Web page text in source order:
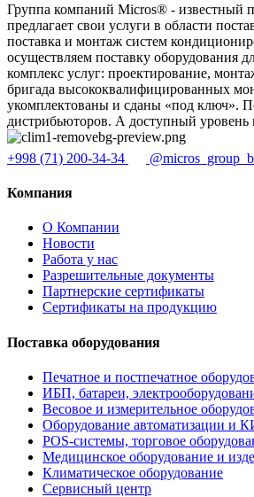
Группа компаний Micros® - известный
предлагает свои услуги в области
поставка и монтаж систем
осуществляем поставку оборудования
комплекс услуг: проектирование,
бригада высококвалифицированных
укомплектованы и сданы «под ключ».
дистрибьюторов. А доступный уровень
+998 (71) 200-34-34
Компания
О Компании
Новости
Работа у нас
Разрешительные документы
Партнерские сертификаты
Сертификаты на продукцию
Поставка оборудования
Печатное и постпечатное
ИБП, батареи,
Весовое и измерительное
Оборудование автоматизации и
POS-системы, торговое
Медицинское оборудование и
Климатическое оборудование
Сервисный центр